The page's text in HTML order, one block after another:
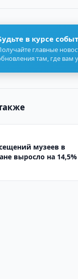
в курсе
главные
там, где вам
музеев в
выросло на